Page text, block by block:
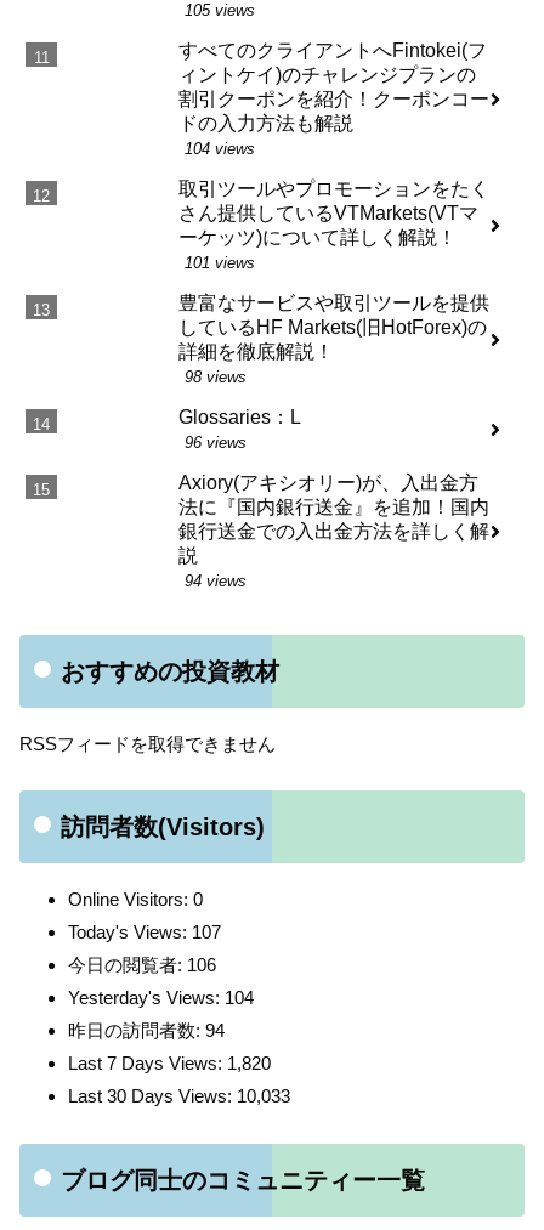
105 views
すべてのクライアントへFintokei(フ
ィントケイ)のチャレンジプランの
割引クーポンを紹介！クーポンコー
ドの入力方法も解説
104 views
取引ツールやプロモーションをたく
さん提供しているVTMarkets(VTマ
ーケッツ)について詳しく解説！
101 views
豊富なサービスや取引ツールを提供
しているHF Markets(旧HotForex)の
詳細を徹底解説！
98 views
Glossaries：L
96 views
Axiory(アキシオリー)が、入出金方
法に『国内銀行送金』を追加！国内
銀行送金での入出金方法を詳しく解
説
94 views
おすすめの投資教材
RSSフィードを取得できません
訪問者数(Visitors)
Online Visitors: 0
Today's Views: 107
今日の閲覧者: 106
Yesterday's Views: 104
昨日の訪問者数: 94
Last 7 Days Views: 1,820
Last 30 Days Views: 10,033
ブログ同士のコミュニティー一覧